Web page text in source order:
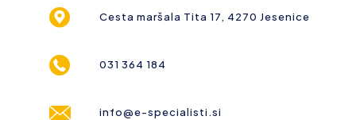
Cesta maršala Tita 17, 4270 Jesenice
031 364 184
info@e-specialisti.si